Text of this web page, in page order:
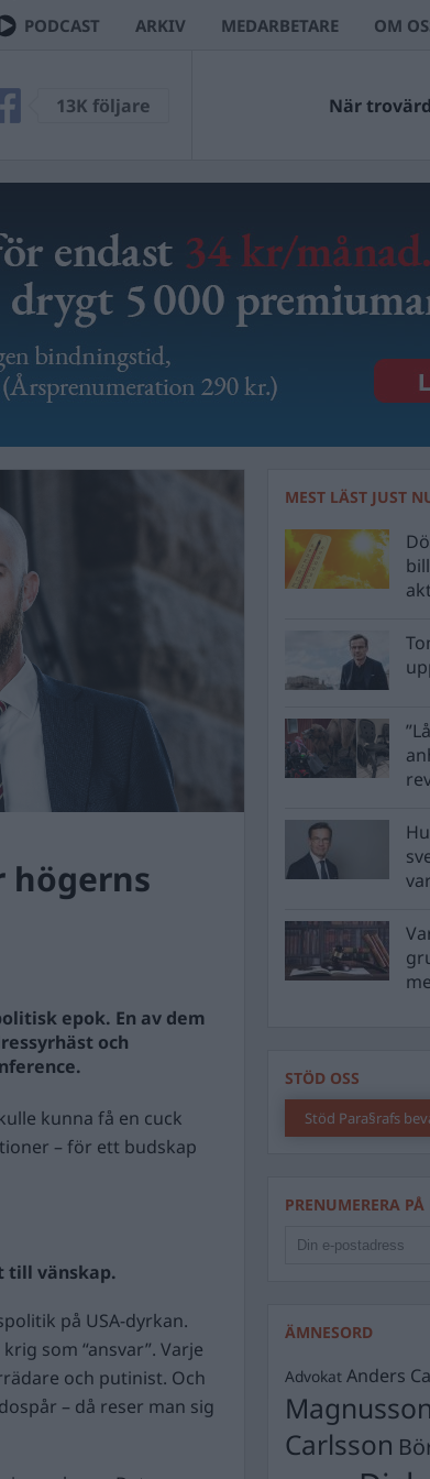
PODCAST ARKIV MEDARBETARE OM
13K följare När
högerns
epok. En av dem
och
kunna få en cuck
– för ett budskap
till vänskap.
på USA-dyrkan.
som “ansvar”. Varje
och putinist. Och
– då reser man sig
MEST LÄST JUST
STÖD OSS
Stöd Para§rafs
PRENUMERERA
ÄMNESORD
Advokat Anders
Magnusson
Carlsson